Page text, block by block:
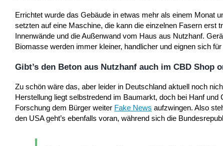
Errichtet wurde das Gebäude in etwas mehr als einem Monat
setzten auf eine Maschine, die kann die einzelnen Fasern
Innenwände und die Außenwand vom Haus aus Nutzhanf.
Biomasse werden immer kleiner, handlicher und eignen sich
Gibt’s den Beton aus Nutzhanf auch im CBD Shop
Zu schön wäre das, aber leider in Deutschland aktuell noch
Herstellung liegt selbstredend im Baumarkt, doch bei Hanf
Forschung dem Bürger weiter Fake News aufzwingen. Also
den USA geht’s ebenfalls voran, während sich die